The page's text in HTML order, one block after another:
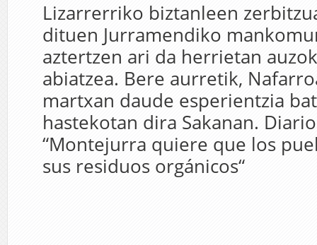
Lizarrerriko biztanleen
dituen Jurramendiko
aztertzen ari da herrietan
abiatzea. Bere aurretik,
martxan daude esperientzia
hastekotan dira Sakanan.
“Montejurra quiere que los
sus residuos orgánicos“